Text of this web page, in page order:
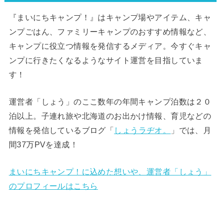
『まいにちキャンプ！』はキャンプ場やアイテム、キャ
ンプごはん、ファミリーキャンプのおすすめ情報など、
キャンプに役立つ情報を発信するメディア。今すぐキャ
ンプに行きたくなるようなサイト運営を目指していま
す！
運営者「しょう」のここ数年の年間キャンプ泊数は２０
泊以上。子連れ旅や北海道のお出かけ情報、育児などの
情報を発信しているブログ「 しょうラヂオ。
」では、月
間37万PVを達成！
まいにちキャンプ！に込めた想いや、運営者「しょう」
のプロフィールはこちら